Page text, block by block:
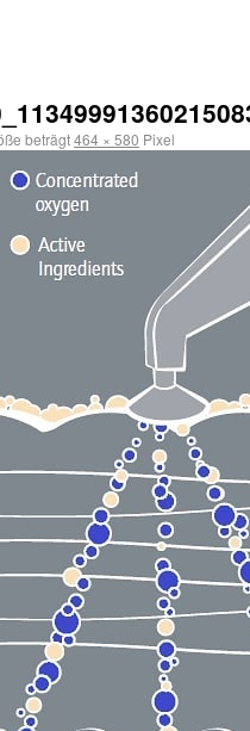
beträgt464 × 580 Pixel